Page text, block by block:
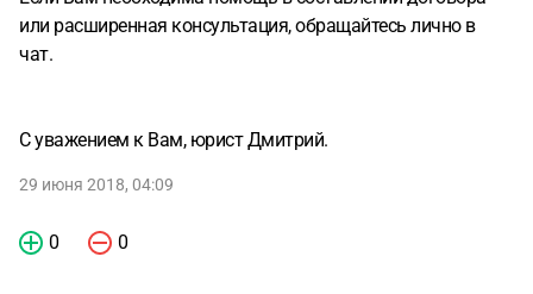
или расширенная консультация, обращайтесь лично в
чат.
С уважением к Вам, юрист Дмитрий.
29 июня 2018, 04:09
0 0